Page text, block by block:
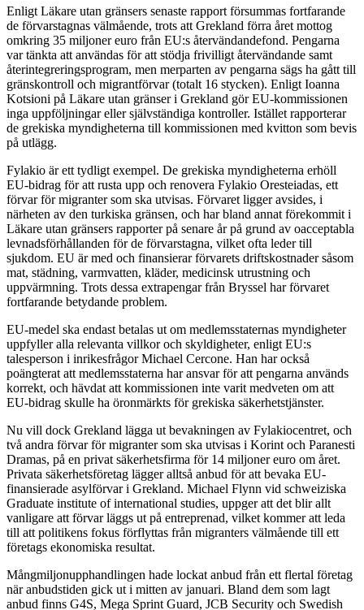
Enligt Läkare utan gränsers senaste rapport försummas fortfarande
de förvarstagnas välmående, trots att Grekland förra året mottog
omkring 35 miljoner euro från EU:s återvändandefond. Pengarna
var tänkta att användas för att stödja frivilligt återvändande samt
återintegreringsprogram, men merparten av pengarna sägs ha gått till
gränskontroll och migrantförvar (totalt 16 stycken). Enligt Ioanna
Kotsioni på Läkare utan gränser i Grekland gör EU-kommissionen
inga uppföljningar eller självständiga kontroller. Istället rapporterar
de grekiska myndigheterna till kommissionen med kvitton som bevis
på utlägg.
Fylakio är ett tydligt exempel. De grekiska myndigheterna erhöll
EU-bidrag för att rusta upp och renovera Fylakio Oresteiadas, ett
förvar för migranter som ska utvisas. Förvaret ligger avsides, i
närheten av den turkiska gränsen, och har bland annat förekommit i
Läkare utan gränsers rapporter på senare år på grund av oacceptabla
levnadsförhållanden för de förvarstagna, vilket ofta leder till
sjukdom. EU är med och finansierar förvarets driftskostnader såsom
mat, städning, varmvatten, kläder, medicinsk utrustning och
uppvärmning. Trots dessa extrapengar från Bryssel har förvaret
fortfarande betydande problem.
EU-medel ska endast betalas ut om medlemsstaternas myndigheter
uppfyller alla relevanta villkor och skyldigheter, enligt EU:s
talesperson i inrikesfrågor Michael Cercone. Han har också
poängterat att medlemsstaterna har ansvar för att pengarna används
korrekt, och hävdat att kommissionen inte varit medveten om att
EU-bidrag skulle ha öronmärkts för grekiska säkerhetstjänster.
Nu vill dock Grekland lägga ut bevakningen av Fylakiocentret, och
två andra förvar för migranter som ska utvisas i Korint och Paranesti
Dramas, på en privat säkerhetsfirma för 14 miljoner euro om året.
Privata säkerhetsföretag lägger alltså anbud för att bevaka EU-
finansierade asylförvar i Grekland. Michael Flynn vid schweiziska
Graduate institute of international studies, uppger att det blir allt
vanligare att förvar läggs ut på entreprenad, vilket kommer att leda
till att politikens fokus förflyttas från migranters välmående till ett
företags ekonomiska resultat.
Mångmiljonupphandlingen hade lockat anbud från ett flertal företag
när anbudstiden gick ut i mitten av januari. Bland dem som lagt
anbud finns G4S, Mega Sprint Guard, JCB Security och Swedish